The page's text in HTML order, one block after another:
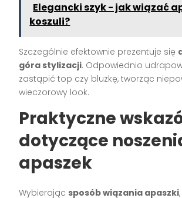
Elegancki szyk - jak wiązać
koszuli?
Szczególnie efektownie prezentuje się
góra stylizacji. Odpowiednio
zastąpić top czy bluzkę, tworząc
wieczorowy look.
Praktyczne
dotyczące
apaszek
Wybierając sposób wiązania apaszki